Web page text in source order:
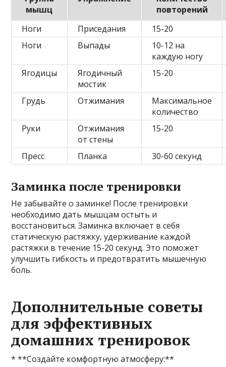
мышц
повторений
Ноги
Приседания
15-20
Ноги
Выпады
10-12 на
каждую ногу
Ягодицы
Ягодичный
мостик
15-20
Грудь Отжимания
Максимальное
количество
Руки
Отжимания
от стены
15-20
Пресс Планка 30-60 секунд
Заминка после тренировки
Не забывайте о заминке! После тренировки
необходимо дать мышцам остыть и
восстановиться. Заминка включает в себя
статическую растяжку, удерживание каждой
растяжки в течение 15-20 секунд. Это поможет
улучшить гибкость и предотвратить мышечную
боль.
Дополнительные советы
для эффективных
домашних тренировок
* **Создайте комфортную атмосферу:**